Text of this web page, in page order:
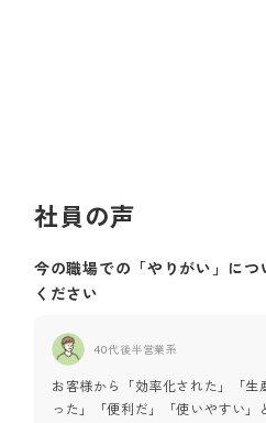
社員の声
今の職場での「やりがい」につ
ください
40代後半営業系
お客様から「効率化された」「生
った」「便利だ」「使いやすい」